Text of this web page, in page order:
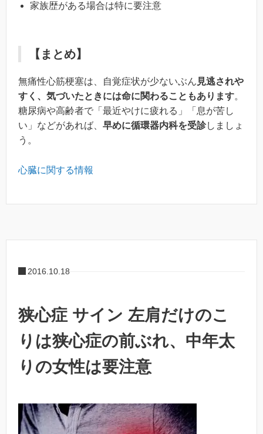
家族歴がある場合は特に要注意
【まとめ】
無痛性心筋梗塞は、自覚症状が少ないぶん 見逃されや
すく、気づいたときには命に関わることもあります。
糖尿病や高齢者で「最近やけに疲れる」「息が苦し
い」などがあれば、 早めに循環器内科を受診しましょ
う。
心臓に関する情報
2016.10.18
狭心症 サイン 左肩だけのこ
りは狭心症の前ぶれ、中年太
りの女性は要注意